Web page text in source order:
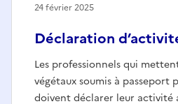
Déclaration
Les professionnels qui
végétaux soumis à passeport
doivent déclarer leur activité
24 février 2025